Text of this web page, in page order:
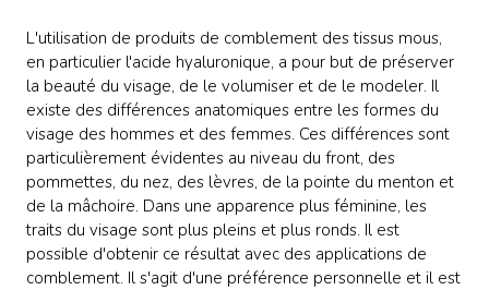
L'utilisation de produits de comblement des tissus mous,
en particulier l'acide hyaluronique, a pour but de préserver
la beauté du visage, de le volumiser et de le modeler. Il
existe des différences anatomiques entre les formes du
visage des hommes et des femmes. Ces différences sont
particulièrement évidentes au niveau du front, des
pommettes, du nez, des lèvres, de la pointe du menton et
de la mâchoire. Dans une apparence plus féminine, les
traits du visage sont plus pleins et plus ronds. Il est
possible d'obtenir ce résultat avec des applications de
comblement. Il s'agit d'une préférence personnelle et il est